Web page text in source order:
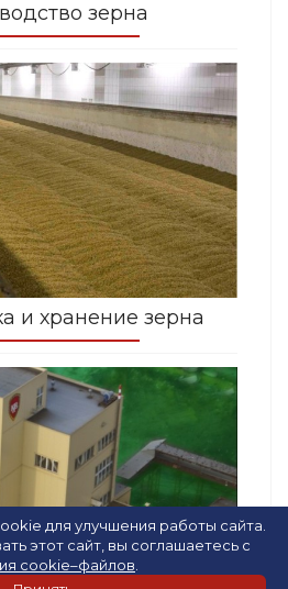
зерна
и хранение зерна
для улучшения работы сайта.
этот сайт, вы соглашаетесь с
cookie–файлов